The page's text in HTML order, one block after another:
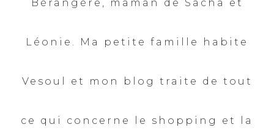
Bérangère, maman de Sacha et
Léonie. Ma petite famille habite
Vesoul et mon blog traite de tout
ce qui concerne le shopping et la